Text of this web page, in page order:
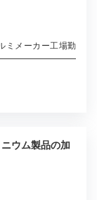
ーカー工場勤
中 ━━━━━━━━━━
ウム製品の加